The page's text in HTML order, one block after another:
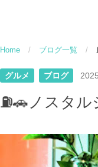
Home / ブログ一覧 /
グルメ ブログ
⛽️🚗ノスタ